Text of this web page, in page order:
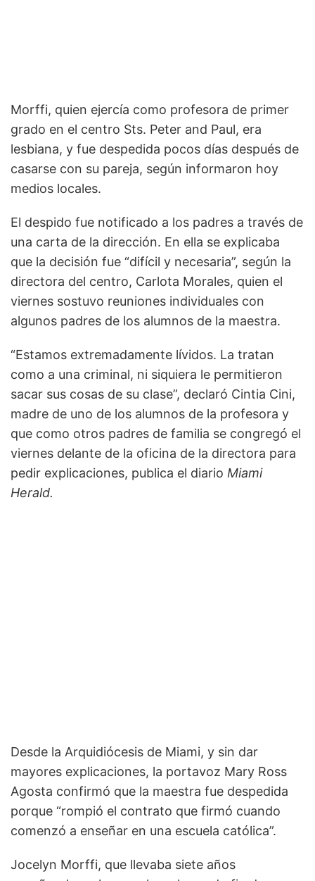
Morffi, quien ejercía como profesora de primer
grado en el centro Sts. Peter and Paul, era
lesbiana, y fue despedida pocos días después de
casarse con su pareja, según informaron hoy
medios locales.
El despido fue notificado a los padres a través de
una carta de la dirección. En ella se explicaba
que la decisión fue “difícil y necesaria”, según la
directora del centro, Carlota Morales, quien el
viernes sostuvo reuniones individuales con
algunos padres de los alumnos de la maestra.
“Estamos extremadamente lívidos. La tratan
como a una criminal, ni siquiera le permitieron
sacar sus cosas de su clase”, declaró Cintia Cini,
madre de uno de los alumnos de la profesora y
que como otros padres de familia se congregó el
viernes delante de la oficina de la directora para
pedir explicaciones, publica el diario Miami
Herald.
Desde la Arquidiócesis de Miami, y sin dar
mayores explicaciones, la portavoz Mary Ross
Agosta confirmó que la maestra fue despedida
porque “rompió el contrato que firmó cuando
comenzó a enseñar en una escuela católica”.
Jocelyn Morffi, que llevaba siete años